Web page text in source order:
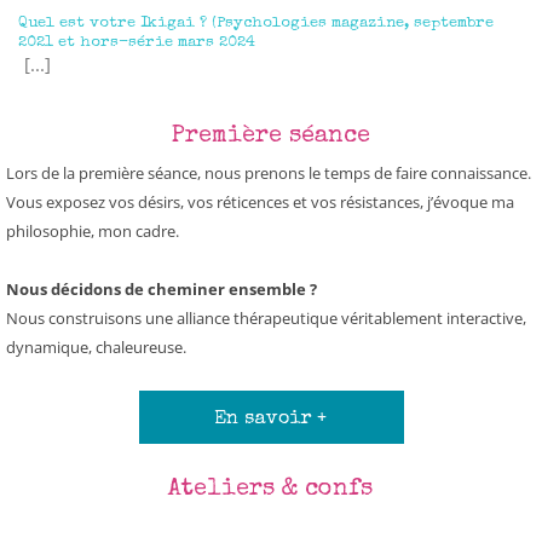
Quel est votre Ikigai ? (Psychologies magazine, septembre
2021 et hors-série mars 2024
[...]
Première séance
Lors de la première séance, nous prenons le temps de faire connaissance.
Vous exposez vos désirs, vos réticences et vos résistances, j’évoque ma
philosophie, mon cadre.
Nous décidons de cheminer ensemble ?
Nous construisons une alliance thérapeutique véritablement interactive,
dynamique, chaleureuse.
En savoir +
Ateliers & confs